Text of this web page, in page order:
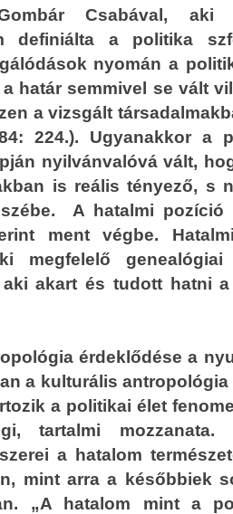
Gombár Csabával,
definiálta a politika
nyomán a
határ semmivel se vált
a vizsgált
224.). Ugyanakkor a
nyilvánvalóvá vált,
is reális tényező, s
A hatalmi pozíció
ment végbe.
megfelelő
akart és tudott hatni
érdeklődése a
a kulturális
a politikai élet
tartalmi mozzanata.
a hatalom
mint arra a későbbiek
„A hatalom mint a